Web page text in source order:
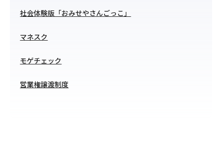
社会体験版「おみせやさんごっこ」
マネスク
モゲチェック
営業権譲渡制度